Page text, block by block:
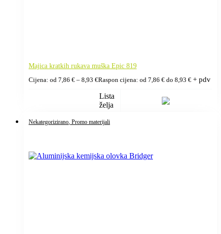
Majica kratkih rukava muška Epic 819
Cijena: od 7,86 € – 8,93 €Raspon cijena: od 7,86 € do 8,93 € + pdv
Lista
želja
Nekategorizirano , Promo materijali